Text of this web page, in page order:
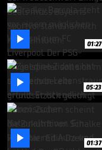
 01:27
 05:23
 01:37